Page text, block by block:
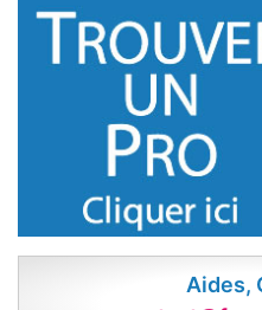
Aides,